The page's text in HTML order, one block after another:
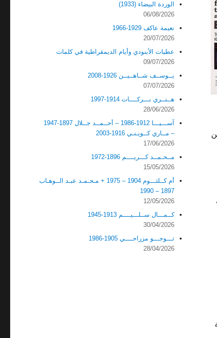
الوردة البيضاء (1933)
06/08/2026
نعيمة عاكف 1929-1966
20/07/2026
عطيات الأبنودي وأيام الديمقراطية في كلمات
09/07/2026
يــوســف شــاهــيــن 1926-2008
07/07/2026
هــنــري بـــركــــات 1914-1997
28/06/2026
آســـيـــا 1912-1986 – أحــمــد جــلال 1897-1947
– مــاري كــويـنـي 1916-2003
17/06/2026
مــحـمــد كـــريــــم 1896-1972
15/05/2026
أم كــلثـــوم 1904 – 1975 + مـحـمـد عبـد الــوهـاب
1897 – 1990
12/05/2026
كــمـــال ســلـــيــــم 1913-1945
30/04/2026
تـــوجـــو مزراحــــي 1905-1986
28/04/2026